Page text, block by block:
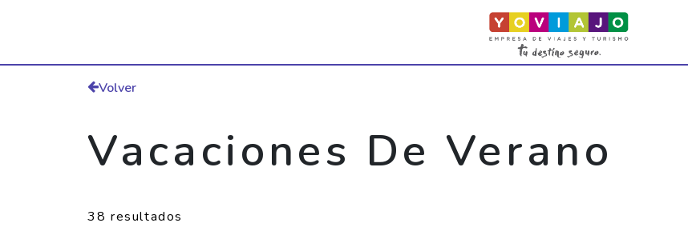
Volver
Vacaciones De Verano
38 resultados